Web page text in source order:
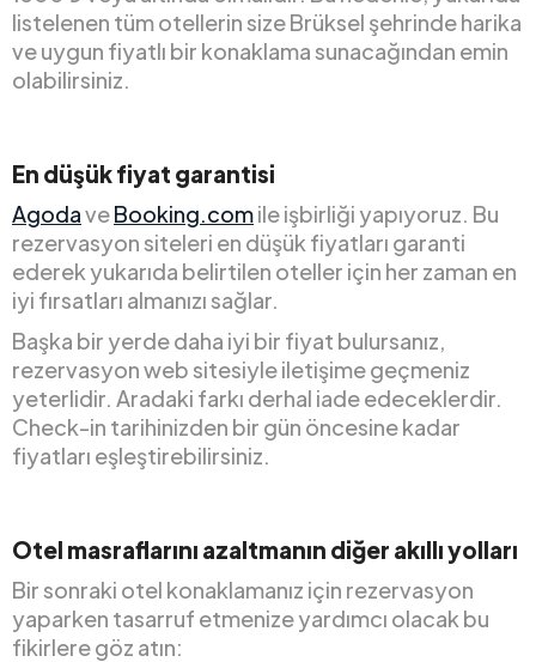
listelenen tüm otellerin size Brüksel şehrinde harika
ve uygun fiyatlı bir konaklama sunacağından emin
olabilirsiniz.
En düşük fiyat garantisi
AgodaveBooking.comile işbirliği yapıyoruz. Bu
rezervasyon siteleri en düşük fiyatları garanti
ederek yukarıda belirtilen oteller için her zaman en
iyi fırsatları almanızı sağlar.
Başka bir yerde daha iyi bir fiyat bulursanız,
rezervasyon web sitesiyle iletişime geçmeniz
yeterlidir. Aradaki farkı derhal iade edeceklerdir.
Check-in tarihinizden bir gün öncesine kadar
fiyatları eşleştirebilirsiniz.
Otel masraflarını azaltmanın diğer akıllı yolları
Bir sonraki otel konaklamanız için rezervasyon
yaparken tasarruf etmenize yardımcı olacak bu
fikirlere göz atın: